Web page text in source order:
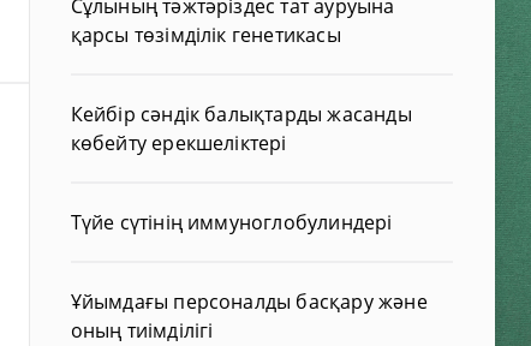
Сұлының тәжтәріздес тат ауруына
қарсы төзімділік генетикасы
Кейбір сәндік балықтарды жасанды
көбейту ерекшеліктері
Түйе сүтінің иммуноглобулиндері
Ұйымдағы персоналды басқару және
оның тиімділігі